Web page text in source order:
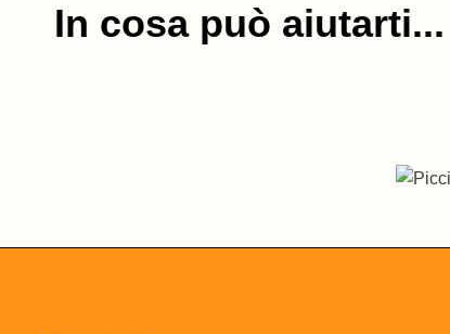
In cosa può aiutarti...